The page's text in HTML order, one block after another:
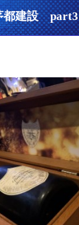
都建設 part3